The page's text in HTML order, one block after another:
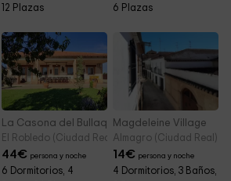
12 Plazas
6 Plazas
La Casona del Bullaque
El Robledo (Ciudad Real)
44€ persona y noche
6 Dormitorios, 4
Magdeleine Village
Almagro (Ciudad Real)
14€ persona y noche
4 Dormitorios, 3 Baños,